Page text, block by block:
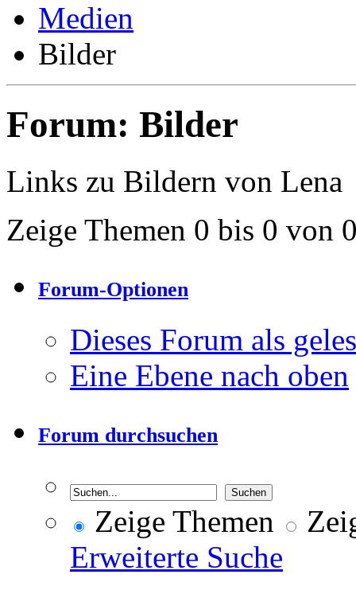
Medien
Bilder
Forum: Bilder
Links zu Bildern von Lena
Zeige Themen 0 bis 0 von
Forum-Optionen
Dieses Forum als
Eine Ebene nach oben
Forum durchsuchen
Zeige Themen
Erweiterte Suche